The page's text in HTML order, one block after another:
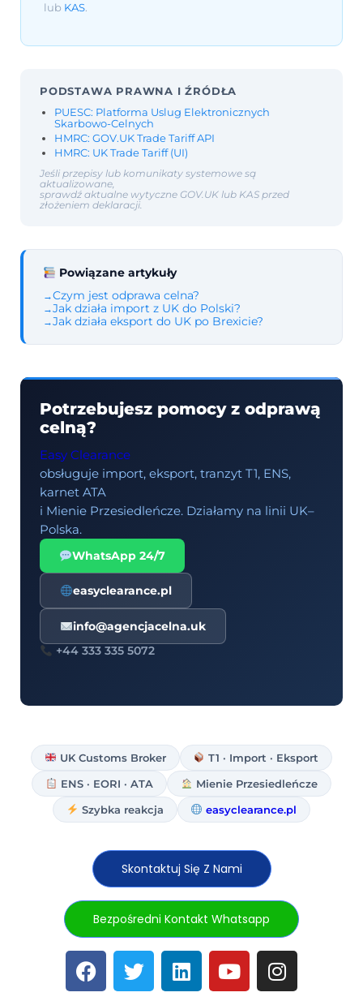
lub KAS
PODSTAWA PRAWNA I ŹRÓDŁA
PUESC: Platforma Uslug Elektronicznych
Skarbowo-Celnych
HMRC: GOV.UK Trade Tariff API
HMRC: UK Trade Tariff (UI)
Jeśli przepisy lub komunikaty systemowe są
aktualizowane,
sprawdź aktualne wytyczne GOV.UK lub KAS przed
złożeniem deklaracji.
Powiązane artykuły
Czym jest odprawa celna?
Jak działa import z UK do Polski?
Jak działa eksport do UK po Brexicie?
Potrzebujesz pomocy z odprawą
celną?
Easy Clearance
obsługuje import, eksport, tranzyt T1, ENS,
karnet ATA
i Mienie Przesiedleńcze. Działamy na linii UK–
Polska.
WhatsApp 24/7
easyclearance.pl
info@agencjacelna.uk
+44 333 335 5072
UK Customs Broker
T1 · Import · Eksport
ENS · EORI · ATA
Mienie Przesiedleńcze
Szybka reakcja
easyclearance.pl
Skontaktuj Się Z Nami
Bezpośredni Kontakt Whatsapp